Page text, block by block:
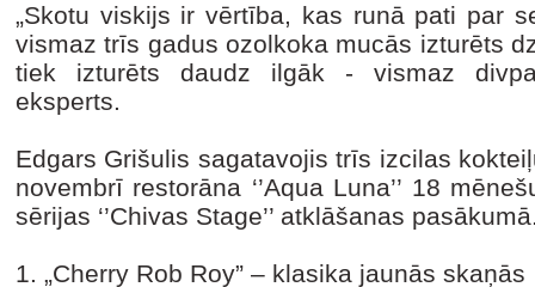
„Skotu viskijs ir vērtība, kas runā pati par
vismaz trīs gadus ozolkoka mucās izturēts
tiek izturēts daudz ilgāk - vismaz
eksperts.
Edgars Grišulis sagatavojis trīs izcilas
novembrī restorāna ‘’Aqua Luna’’ 18
sērijas ‘’Chivas Stage’’ atklāšanas
1. „Cherry Rob Roy” – klasika jaunās skaņās